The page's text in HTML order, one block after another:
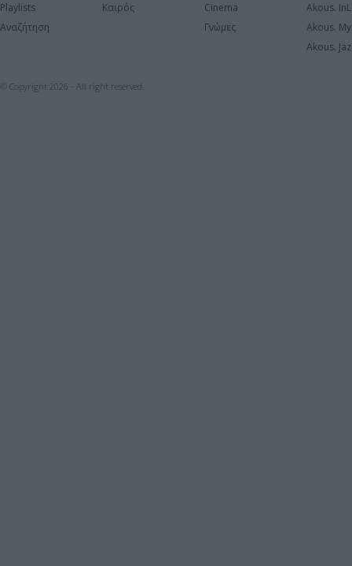
Playlists
Αναζήτηση
Καιρός
Cinema
Γνώμες
Akous.
Akous.
Akous.
© Copyright 2026 - All right reserved.